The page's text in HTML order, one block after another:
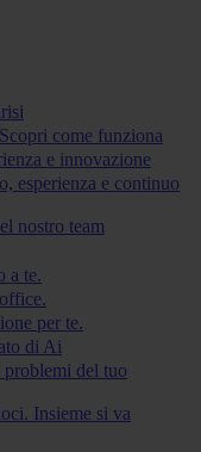
Scopri come funziona
e innovazione
esperienza e continuo
nostro team
a te.
per te.
di Ai
del tuo
Insieme si va